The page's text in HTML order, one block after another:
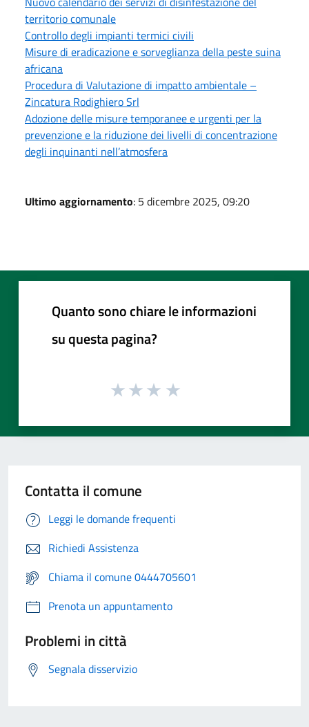
territorio comunale
Controllo degli impianti termici civili
Misure di eradicazione e sorveglianza della peste suina
africana
Procedura di Valutazione di impatto ambientale –
Zincatura Rodighiero Srl
Adozione delle misure temporanee e urgenti per la
prevenzione e la riduzione dei livelli di concentrazione
degli inquinanti nell’atmosfera
Ultimo aggiornamento: 5 dicembre 2025, 09:20
Quanto sono chiare le informazioni
su questa pagina?
Contatta il comune
Leggi le domande frequenti
Richiedi Assistenza
Chiama il comune 0444705601
Prenota un appuntamento
Problemi in città
Segnala disservizio